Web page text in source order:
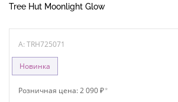
Tree Hut Moonlight Glow
A: TRH725071
Новинка
Розничная цена: 2 090 ₽*